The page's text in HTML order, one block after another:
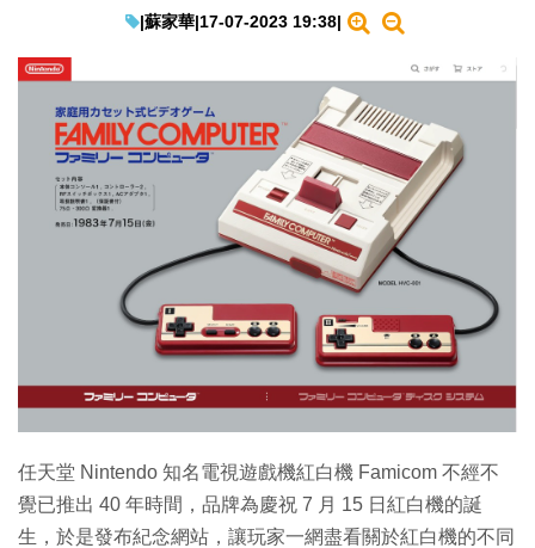
|蘇家華|17-07-2023 19:38|
任天堂 Nintendo 知名電視遊戲機紅白機 Famicom 不經不
覺已推出 40 年時間，品牌為慶祝 7 月 15 日紅白機的誕
生，於是發布紀念網站，讓玩家一網盡看關於紅白機的不同